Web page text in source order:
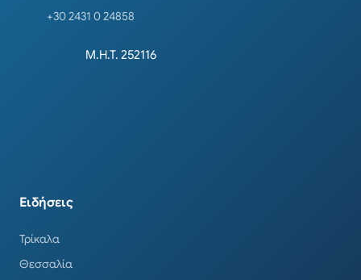
+30 2431 0 24858
Μ.Η.Τ. 252116
Ειδήσεις
Τρίκαλα
Θεσσαλία